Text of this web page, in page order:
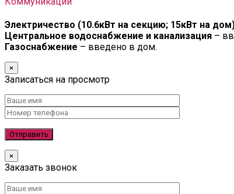
Электричество (10.6кВт на секцию; 15кВт на
Центральное водоснабжение и канализация –
Газоснабжение – введено в дом.
×
Записаться на просмотр
×
Заказать звонок